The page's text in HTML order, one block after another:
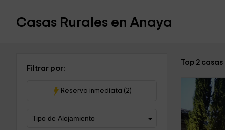
Casas Rurales en Anaya
Filtrar por:
Reserva inmediata (2)
Top 2